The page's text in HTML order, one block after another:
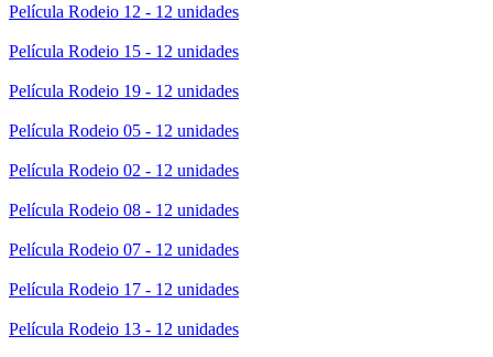
Película Rodeio 12 - 12 unidades
Película Rodeio 15 - 12 unidades
Película Rodeio 19 - 12 unidades
Película Rodeio 05 - 12 unidades
Película Rodeio 02 - 12 unidades
Película Rodeio 08 - 12 unidades
Película Rodeio 07 - 12 unidades
Película Rodeio 17 - 12 unidades
Película Rodeio 13 - 12 unidades